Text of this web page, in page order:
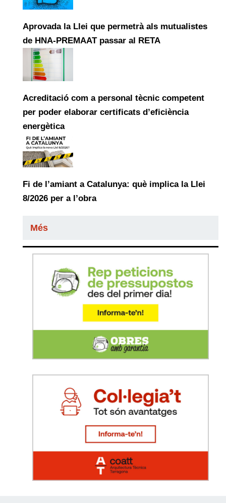
Aprovada la Llei que permetrà als mutualistes
de HNA-PREMAAT passar al RETA
Acreditació com a personal tècnic competent
per poder elaborar certificats d’eficiència
energètica
Fi de l’amiant a Catalunya: què implica la Llei
8/2026 per a l’obra
Més